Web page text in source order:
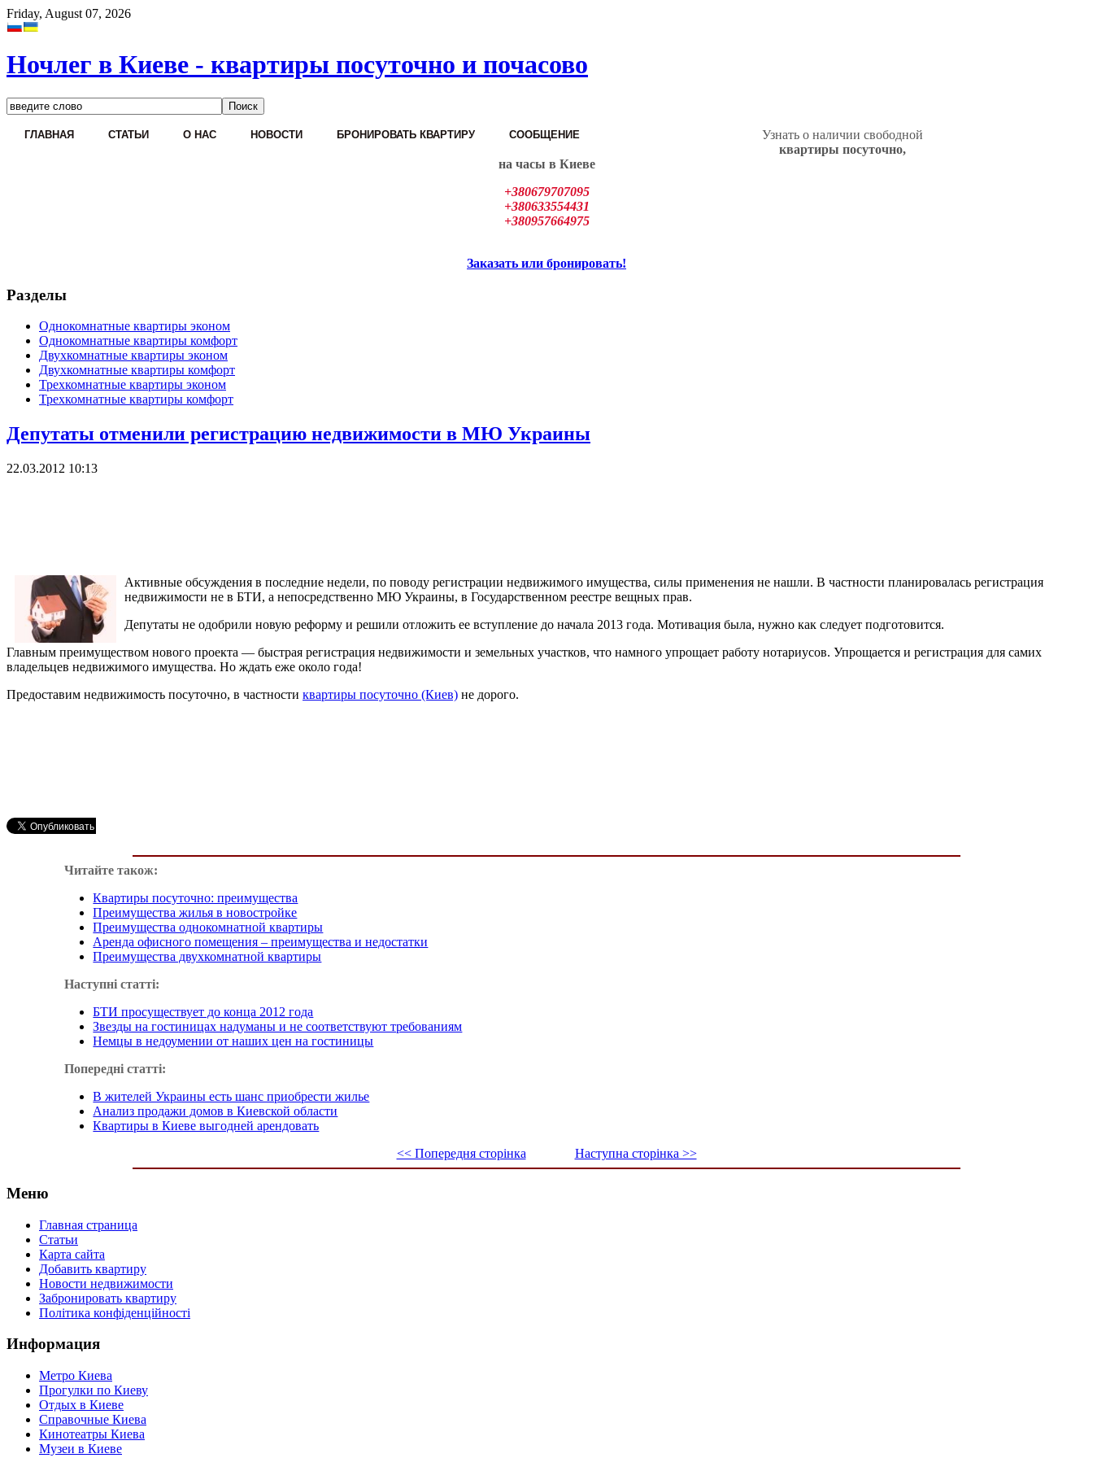
Friday, August 07, 2026
Ночлег в Киеве - квартиры посуточно и почасово
ГЛАВНАЯ СТАТЬИ О НАС НОВОСТИ БРОНИРОВАТЬ КВАРТИРУ СООБЩЕНИЕ
Узнать о наличии свободной
квартиры посуточно,
на часы в Киеве
+380679707095
+380633554431
+380957664975
Заказать или бронировать!
Разделы
Однокомнатные квартиры эконом
Однокомнатные квартиры комфорт
Двухкомнатные квартиры эконом
Двухкомнатные квартиры комфорт
Трехкомнатные квартиры эконом
Трехкомнатные квартиры комфорт
Депутаты отменили регистрацию недвижимости в МЮ Украины
22.03.2012 10:13
Активные обсуждения в последние недели, по поводу регистрации недвижимого имущества, силы применения не нашли. В частности планировалась регистрация
недвижимости не в БТИ, а непосредственно МЮ Украины, в Государственном реестре вещных прав.
Депутаты не одобрили новую реформу и решили отложить ее вступление до начала 2013 года. Мотивация была, нужно как следует подготовится.
Главным преимуществом нового проекта — быстрая регистрация недвижимости и земельных участков, что намного упрощает работу нотариусов. Упрощается и регистрация для самих
владельцев недвижимого имущества. Но ждать еже около года!
Предоставим недвижимость посуточно, в частности квартиры посуточно (Киев) не дорого.
Читайте також:
Квартиры посуточно: преимущества
Преимущества жилья в новостройке
Преимущества однокомнатной квартиры
Аренда офисного помещения – преимущества и недостатки
Преимущества двухкомнатной квартиры
Наступні статті:
БТИ просуществует до конца 2012 года
Звезды на гостиницах надуманы и не соответствуют требованиям
Немцы в недоумении от наших цен на гостиницы
Попередні статті:
В жителей Украины есть шанс приобрести жилье
Анализ продажи домов в Киевской области
Квартиры в Киеве выгодней арендовать
<< Попередня сторінка
Наступна сторінка >>
Меню
Главная страница
Статьи
Карта сайта
Добавить квартиру
Новости недвижимости
Забронировать квартиру
Політика конфіденційності
Информация
Метро Киева
Прогулки по Киеву
Отдых в Киеве
Справочные Киева
Кинотеатры Киева
Музеи в Киеве